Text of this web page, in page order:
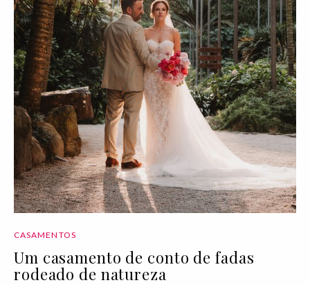
CASAMENTOS
Um casamento de conto de fadas
rodeado de natureza